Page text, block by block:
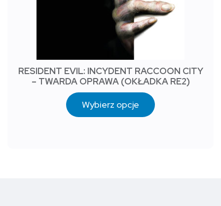
RESIDENT EVIL: INCYDENT RACCOON CITY
– TWARDA OPRAWA (OKŁADKA RE2)
Wybierz opcje